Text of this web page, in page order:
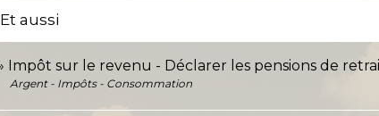
Et aussi
Impôt sur le revenu - Déclarer les pensions de
Argent - Impôts - Consommation